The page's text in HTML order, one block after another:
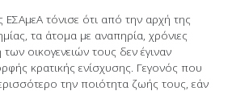
τόνισε ότι από την αρχή της
τα άτομα με αναπηρία, χρόνιες
οικογενειών τους δεν έγιναν
κρατικής ενίσχυσης. Γεγονός που
την ποιότητα ζωής τους, εάν